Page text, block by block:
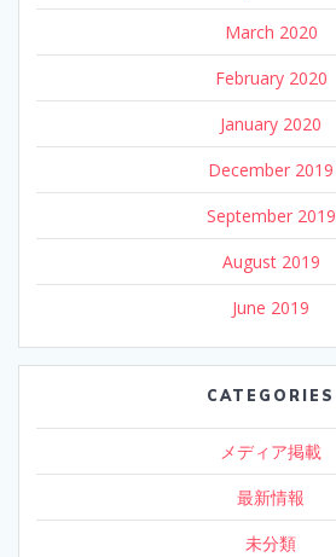
March 2020
February 2020
January 2020
December 2019
September 2019
August 2019
June 2019
CATEGORIES
メディア掲載
最新情報
未分類